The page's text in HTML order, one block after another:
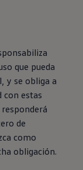
que pueda
y se obliga a
estas
de
como
obligación.